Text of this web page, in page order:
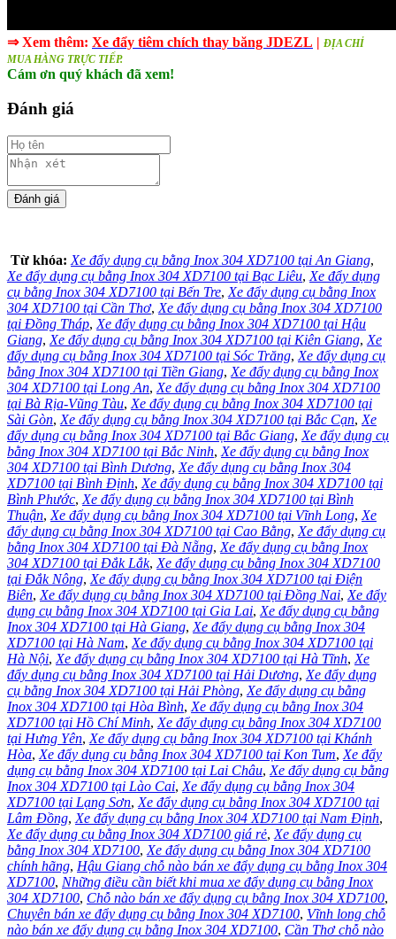
⇒ Xem thêm: Xe đẩy tiêm chích thay băng JDEZL​ | ĐỊA CHỈ
MUA HÀNG TRỰC TIẾP.
Cám ơn quý khách đã xem!
Đánh giá
Từ khóa: Xe đẩy dụng cụ bằng Inox 304 XD7100 tại An Giang,
Xe đẩy dụng cụ bằng Inox 304 XD7100 tại Bạc Liêu, Xe đẩy dụng
cụ bằng Inox 304 XD7100 tại Bến Tre, Xe đẩy dụng cụ bằng Inox
304 XD7100 tại Cần Thơ, Xe đẩy dụng cụ bằng Inox 304 XD7100
tại Đồng Tháp, Xe đẩy dụng cụ bằng Inox 304 XD7100 tại Hậu
Giang, Xe đẩy dụng cụ bằng Inox 304 XD7100 tại Kiên Giang, Xe
đẩy dụng cụ bằng Inox 304 XD7100 tại Sóc Trăng, Xe đẩy dụng cụ
bằng Inox 304 XD7100 tại Tiền Giang, Xe đẩy dụng cụ bằng Inox
304 XD7100 tại Long An, Xe đẩy dụng cụ bằng Inox 304 XD7100
tại Bà Rịa-Vũng Tàu, Xe đẩy dụng cụ bằng Inox 304 XD7100 tại
Sài Gòn, Xe đẩy dụng cụ bằng Inox 304 XD7100 tại Bắc Cạn, Xe
đẩy dụng cụ bằng Inox 304 XD7100 tại Bắc Giang, Xe đẩy dụng cụ
bằng Inox 304 XD7100 tại Bắc Ninh, Xe đẩy dụng cụ bằng Inox
304 XD7100 tại Bình Dương, Xe đẩy dụng cụ bằng Inox 304
XD7100 tại Bình Định, Xe đẩy dụng cụ bằng Inox 304 XD7100 tại
Bình Phước, Xe đẩy dụng cụ bằng Inox 304 XD7100 tại Bình
Thuận, Xe đẩy dụng cụ bằng Inox 304 XD7100 tại Vĩnh Long, Xe
đẩy dụng cụ bằng Inox 304 XD7100 tại Cao Bằng, Xe đẩy dụng cụ
bằng Inox 304 XD7100 tại Đà Nẵng, Xe đẩy dụng cụ bằng Inox
304 XD7100 tại Đắk Lắk, Xe đẩy dụng cụ bằng Inox 304 XD7100
tại Đắk Nông, Xe đẩy dụng cụ bằng Inox 304 XD7100 tại Điện
Biên, Xe đẩy dụng cụ bằng Inox 304 XD7100 tại Đồng Nai, Xe đẩy
dụng cụ bằng Inox 304 XD7100 tại Gia Lai, Xe đẩy dụng cụ bằng
Inox 304 XD7100 tại Hà Giang, Xe đẩy dụng cụ bằng Inox 304
XD7100 tại Hà Nam, Xe đẩy dụng cụ bằng Inox 304 XD7100 tại
Hà Nội, Xe đẩy dụng cụ bằng Inox 304 XD7100 tại Hà Tĩnh, Xe
đẩy dụng cụ bằng Inox 304 XD7100 tại Hải Dương, Xe đẩy dụng
cụ bằng Inox 304 XD7100 tại Hải Phòng, Xe đẩy dụng cụ bằng
Inox 304 XD7100 tại Hòa Bình, Xe đẩy dụng cụ bằng Inox 304
XD7100 tại Hồ Chí Minh, Xe đẩy dụng cụ bằng Inox 304 XD7100
tại Hưng Yên, Xe đẩy dụng cụ bằng Inox 304 XD7100 tại Khánh
Hòa, Xe đẩy dụng cụ bằng Inox 304 XD7100 tại Kon Tum, Xe đẩy
dụng cụ bằng Inox 304 XD7100 tại Lai Châu, Xe đẩy dụng cụ bằng
Inox 304 XD7100 tại Lào Cai, Xe đẩy dụng cụ bằng Inox 304
XD7100 tại Lạng Sơn, Xe đẩy dụng cụ bằng Inox 304 XD7100 tại
Lâm Đồng, Xe đẩy dụng cụ bằng Inox 304 XD7100 tại Nam Định,
Xe đẩy dụng cụ bằng Inox 304 XD7100 giá rẻ, Xe đẩy dụng cụ
bằng Inox 304 XD7100, Xe đẩy dụng cụ bằng Inox 304 XD7100
chính hãng, Hậu Giang chỗ nào bán xe đẩy dụng cụ bằng Inox 304
XD7100, Những điều cần biết khi mua xe đẩy dụng cụ bằng Inox
304 XD7100, Chỗ nào bán xe đẩy dụng cụ bằng Inox 304 XD7100,
Chuyên bán xe đẩy dụng cụ bằng Inox 304 XD7100, Vĩnh long chỗ
nào bán xe đẩy dụng cụ bằng Inox 304 XD7100, Cần Thơ chỗ nào